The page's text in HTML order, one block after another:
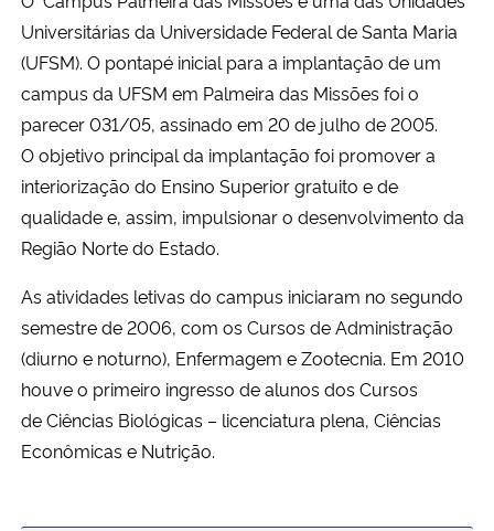
Ministério da Cidadania
Ministério da Saúde
Ministério de Minas e Energia
Ministério da Ciência, Tecnologia, Inovações e Comunicações
Ministério do Meio Ambiente
Ministério do Desenvolvimento Regional
Controladoria-Geral da União
Estudantes já podem fazer a Avaliação do Processo de
UFSM-PM inicia celebrações alusivas aos 20 anos com
Universitárias da Universidade Federal de Santa Maria
(UFSM). O pontapé inicial para a implantação de um
campus da UFSM em Palmeira das Missões foi o
parecer 031/05, assinado em 20 de julho de 2005.
O objetivo principal da implantação foi promover a
interiorização do Ensino Superior gratuito e de
qualidade e, assim, impulsionar o desenvolvimento da
Região Norte do Estado.
As atividades letivas do campus iniciaram no segundo
semestre de 2006, com os Cursos de Administração
(diurno e noturno), Enfermagem e Zootecnia. Em 2010
houve o primeiro ingresso de alunos dos Cursos
de Ciências Biológicas – licenciatura plena, Ciências
Econômicas e Nutrição.